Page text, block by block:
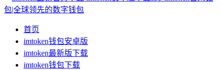
首页
imtoken钱包安卓版
imtoken最新版下载
imtoken钱包下载